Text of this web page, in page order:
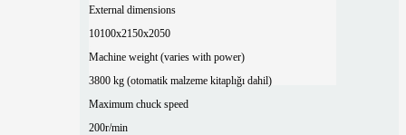
External dimensions
10100x2150x2050
Machine weight (varies with power)
3800 kg (otomatik malzeme kitaplığı dahil)
Maximum chuck speed
200r/min